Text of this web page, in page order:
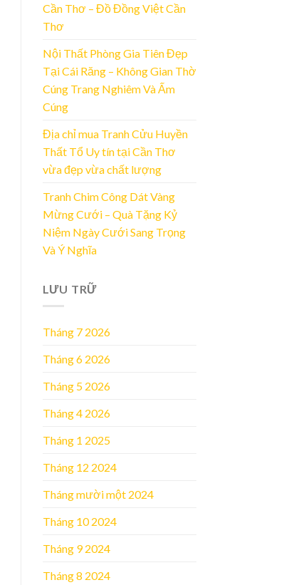
Cần Thơ – Đồ Đồng Việt Cần
Thơ
Nội Thất Phòng Gia Tiên Đẹp
Tại Cái Răng – Không Gian Thờ
Cúng Trang Nghiêm Và Ấm
Cúng
Địa chỉ mua Tranh Cửu Huyền
Thất Tổ Uy tín tại Cần Thơ
vừa đẹp vừa chất lượng
Tranh Chim Công Dát Vàng
Mừng Cưới – Quà Tặng Kỷ
Niệm Ngày Cưới Sang Trọng
Và Ý Nghĩa
LƯU TRỮ
Tháng 7 2026
Tháng 6 2026
Tháng 5 2026
Tháng 4 2026
Tháng 1 2025
Tháng 12 2024
Tháng mười một 2024
Tháng 10 2024
Tháng 9 2024
Tháng 8 2024